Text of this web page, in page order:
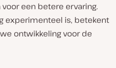
een betere ervaring.
experimenteel is, betekent
ontwikkeling voor de